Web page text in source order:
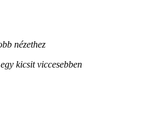
nézethez
kicsit viccesebben